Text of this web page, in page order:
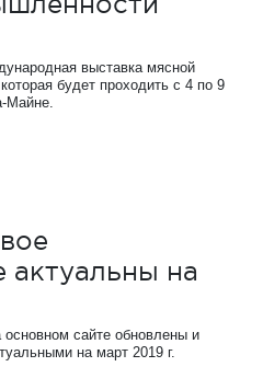
выставка мясной
будет проходить с 4 по 9
Майне.
актуальны на
сайте обновлены и
на март 2019 г.